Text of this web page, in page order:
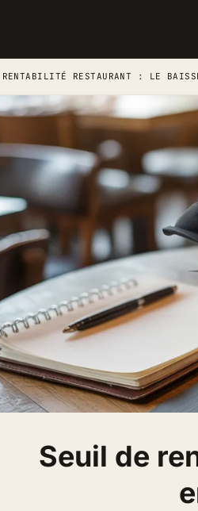
RESTAURANT : LE
Seuil de